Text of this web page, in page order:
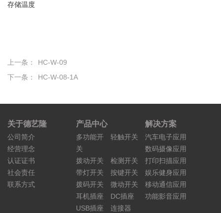
存储温度
上一条：
HC-W-09
下一条：
HC-W-08-1A
关于德艺隆
公司简介
经营理念
认证证书
社会责任
联系方式
产品中心
多功能开
关
轻触开关
拨动开关
检测开关
带灯开关
按键开关
拨码开关
微动开关
耳机插座
DC插座
USB插座
连接器
解决方案
汽车电子应用
数码摄像应用
打印扫描应用
娱乐健身应用
移动通信应用
功能影音应用